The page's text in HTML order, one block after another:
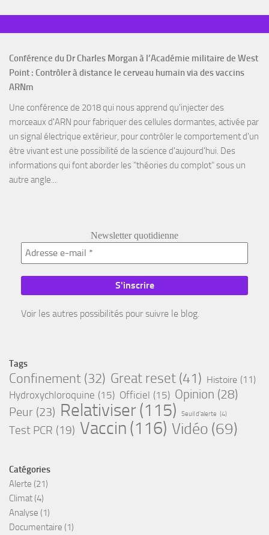
Conférence du Dr Charles Morgan à l’Académie militaire de West
Point : Contrôler à distance le cerveau humain via des vaccins
ARNm
Une conférence de 2018 qui nous apprend qu'injecter des
morceaux d'ARN pour fabriquer des cellules dormantes, activée par
un signal électrique extérieur, pour contrôler le comportement d'un
être vivant est une possibilité de la science d'aujourd'hui. Des
informations qui font aborder les "théories du complot" sous un
autre angle...
Newsletter quotidienne
Voir les autres possibilités pour suivre le blog.
Tags
Confinement (32) Great reset (41) Histoire (11)
Hydroxychloroquine (15) Officiel (15) Opinion (28)
Peur (23) Relativiser(115) Seuil d'alerte (4)
Test PCR (19) Vaccin (116) Vidéo (69)
Catégories
Alerte (21)
Climat (4)
Analyse (1)
Documentaire (1)